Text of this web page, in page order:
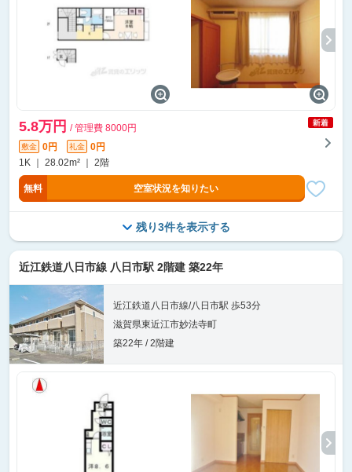
5.8万円 / 管理費 8000円
敷金 0円 礼金
0円
1K ｜ 28.02m² ｜ 2階
無料 空室状況を知りたい
残り3件を表示する
近江鉄道八日市線 八日市駅 2階建 築22年
近江鉄道八日市線/八日市駅 歩53分
滋賀県東近江市妙法寺町
築22年 / 2階建